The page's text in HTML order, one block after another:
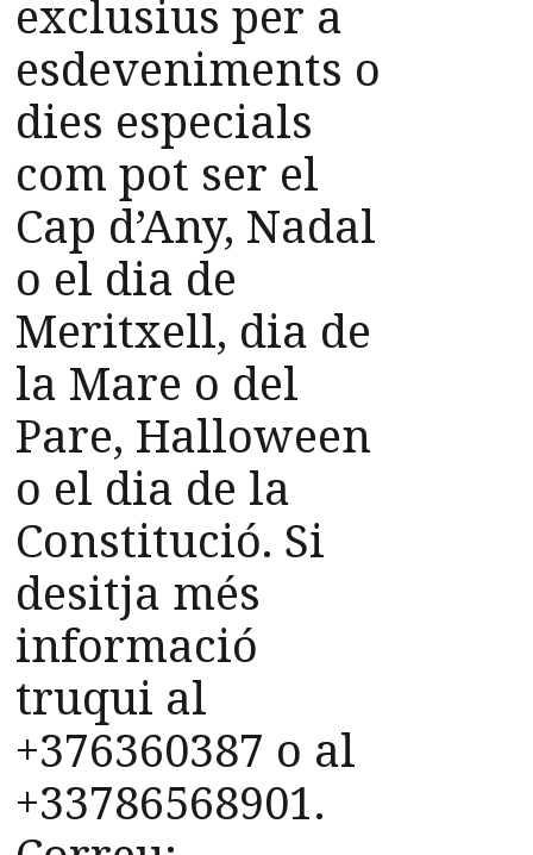
exclusius per a
esdeveniments o
dies especials
com pot ser el
Cap d’Any, Nadal
o el dia de
Meritxell, dia de
la Mare o del
Pare, Halloween
o el dia de la
Constitució. Si
desitja més
informació
truqui al
+376360387 o al
+33786568901.